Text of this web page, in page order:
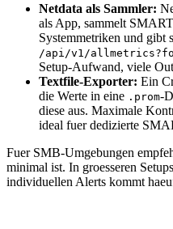
Netdata als Sammler:
als App, sammelt
Systemmetriken und gibt
/api/v1/
Setup-Aufwand, viele
Textfile-Exporter: Ein
die Werte in eine .prom-
diese aus. Maximale
ideal fuer dedizierte
Fuer SMB-Umgebungen
minimal ist. In groesseren
individuellen Alerts kommt